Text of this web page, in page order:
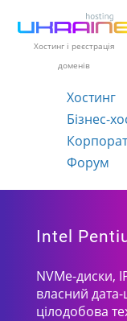
Хостинг і реєстрація
доменів
Хостинг
Бізнес-
Форум
Intel
NVMe-диски,
власний дата-
цілодобова